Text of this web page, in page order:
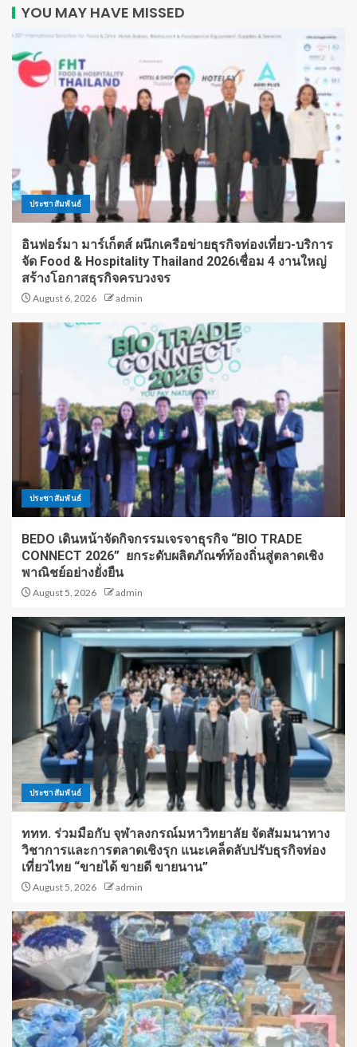
YOU MAY HAVE MISSED
ประชาสัมพันธ์
อินฟอร์มา มาร์เก็ตส์ ผนึกเครือข่ายธุรกิจท่องเที่ยว-บริการ
จัด Food & Hospitality Thailand 2026เชื่อม 4 งานใหญ่
สร้างโอกาสธุรกิจครบวงจร
August 6, 2026 admin
ประชาสัมพันธ์
BEDO เดินหน้าจัดกิจกรรมเจรจาธุรกิจ “BIO TRADE
CONNECT 2026” ยกระดับผลิตภัณฑ์ท้องถิ่นสู่ตลาดเชิง
พาณิชย์อย่างยั่งยืน
August 5, 2026 admin
ประชาสัมพันธ์
ททท. ร่วมมือกับ จุฬาลงกรณ์มหาวิทยาลัย จัดสัมมนาทาง
วิชาการและการตลาดเชิงรุก แนะเคล็ดลับปรับธุรกิจท่อง
เที่ยวไทย “ขายได้ ขายดี ขายนาน”
August 5, 2026 admin